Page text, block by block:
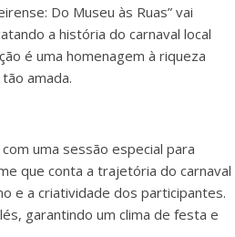
Do Museu às Ruas” vai
a história do carnaval local
é uma homenagem à riqueza
amada.
uma sessão especial para
que conta a trajetória do carnaval
e a criatividade dos participantes.
garantindo um clima de festa e